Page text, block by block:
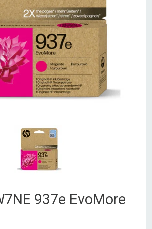
937e EvoMore